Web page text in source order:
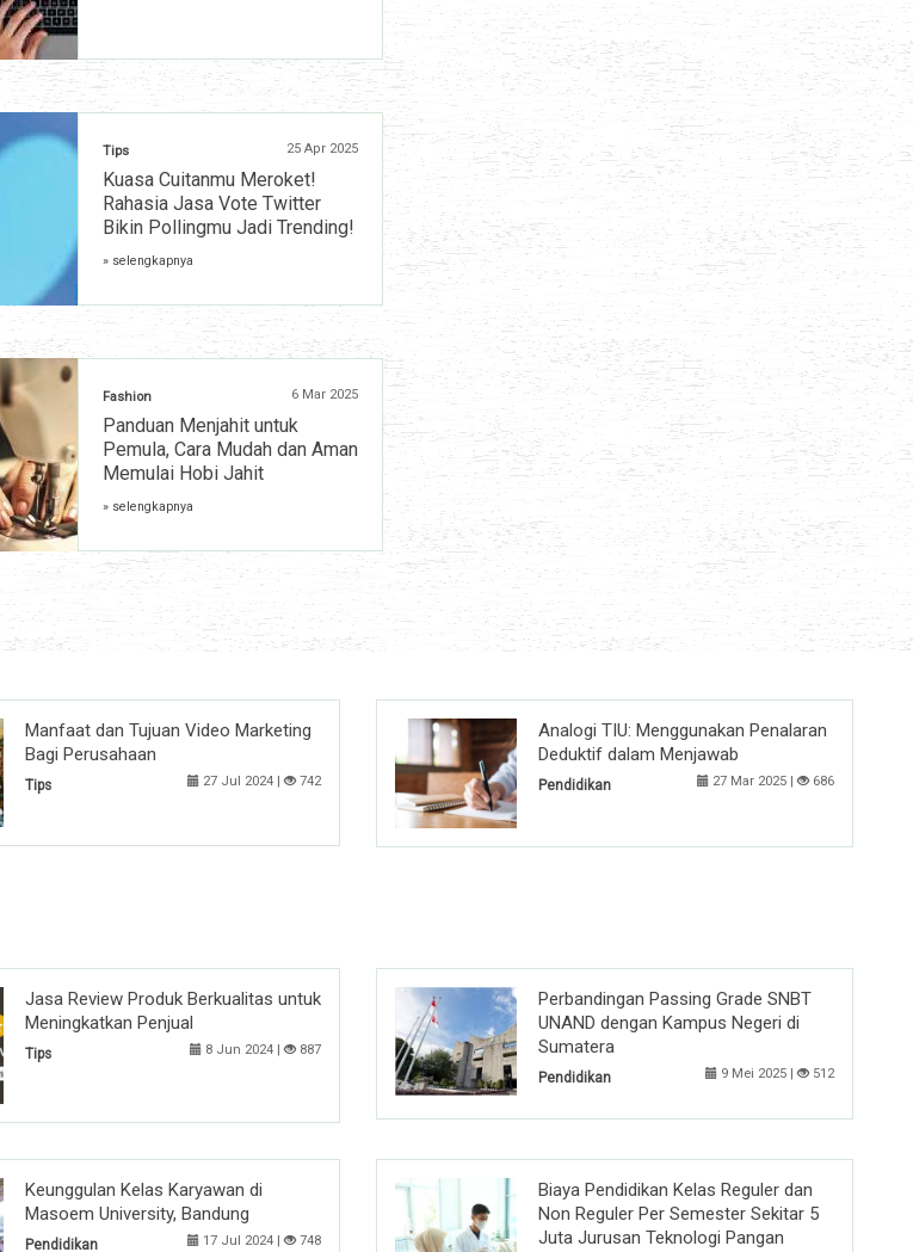
Tips 25 Apr 2025
Kuasa Cuitanmu Meroket!
Rahasia Jasa Vote Twitter
Bikin Pollingmu Jadi Trending!
» selengkapnya
Fashion 6 Mar 2025
Panduan Menjahit untuk
Pemula, Cara Mudah dan Aman
Memulai Hobi Jahit
» selengkapnya
Manfaat dan Tujuan Video Marketing
Bagi Perusahaan
Tips 27 Jul 2024 | 742
Analogi TIU: Menggunakan Penalaran
Deduktif dalam Menjawab
Pendidikan 27 Mar 2025 | 686
Jasa Review Produk Berkualitas untuk
Meningkatkan Penjual
Tips 8 Jun 2024 | 887
Perbandingan Passing Grade SNBT
UNAND dengan Kampus Negeri di
Sumatera
Pendidikan 9 Mei 2025 | 512
Keunggulan Kelas Karyawan di
Masoem University, Bandung
Pendidikan 17 Jul 2024 | 748
Biaya Pendidikan Kelas Reguler dan
Non Reguler Per Semester Sekitar 5
Juta Jurusan Teknologi Pangan